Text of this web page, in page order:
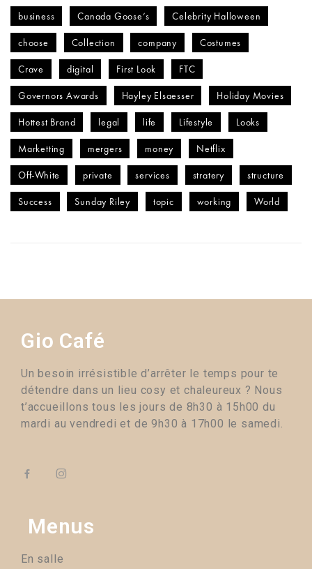
business Canada Goose’s Celebrity Halloween
choose Collection company Costumes
Crave digital First Look FTC
Governors Awards Hayley Elsaesser Holiday Movies
Hottest Brand legal life Lifestyle Looks
Marketting mergers money Netflix
Off-White private services stratery structure
Success Sunday Riley topic working World
Gio Café
Un besoin irrésistible d’arrêter le temps pour te
détendre dans un lieu cosy et chaleureux ? Nous
t’accueillons tous les jours de 8h30 à 15h00 du
mardi au vendredi et de 9h30 à 17h00 le samedi.
Menus
En salle